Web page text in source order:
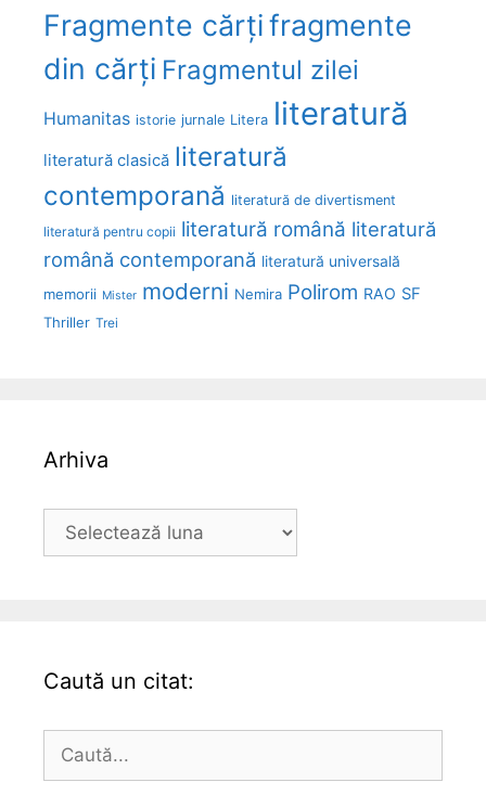
Fragmente cărțifragmente
din cărți Fragmentul zilei
Humanitas istorie jurnale Litera literatură
literatură clasică literatură
contemporană literatură de divertisment
literatură pentru copii literatură română literatură
română contemporană literatură universală
memorii Mister moderni Nemira Polirom RAO SF
Thriller Trei
Arhiva
Arhiva
Caută un citat:
după: